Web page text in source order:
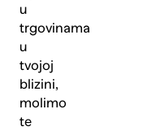
u
trgovinama
u
tvojoj
blizini,
molimo
te